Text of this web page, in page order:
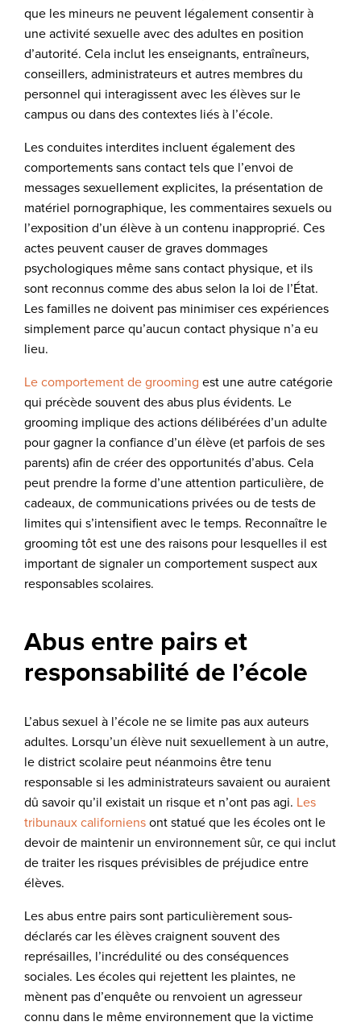
que les mineurs ne peuvent légalement consentir à
une activité sexuelle avec des adultes en position
d’autorité. Cela inclut les enseignants, entraîneurs,
conseillers, administrateurs et autres membres du
personnel qui interagissent avec les élèves sur le
campus ou dans des contextes liés à l’école.
Les conduites interdites incluent également des
comportements sans contact tels que l’envoi de
messages sexuellement explicites, la présentation de
matériel pornographique, les commentaires sexuels ou
l’exposition d’un élève à un contenu inapproprié. Ces
actes peuvent causer de graves dommages
psychologiques même sans contact physique, et ils
sont reconnus comme des abus selon la loi de l’État.
Les familles ne doivent pas minimiser ces expériences
simplement parce qu’aucun contact physique n’a eu
lieu.
Le comportement de grooming est une autre catégorie
qui précède souvent des abus plus évidents. Le
grooming implique des actions délibérées d’un adulte
pour gagner la confiance d’un élève (et parfois de ses
parents) afin de créer des opportunités d’abus. Cela
peut prendre la forme d’une attention particulière, de
cadeaux, de communications privées ou de tests de
limites qui s’intensifient avec le temps. Reconnaître le
grooming tôt est une des raisons pour lesquelles il est
important de signaler un comportement suspect aux
responsables scolaires.
Abus entre pairs et
responsabilité de l’école
L’abus sexuel à l’école ne se limite pas aux auteurs
adultes. Lorsqu’un élève nuit sexuellement à un autre,
le district scolaire peut néanmoins être tenu
responsable si les administrateurs savaient ou auraient
dû savoir qu’il existait un risque et n’ont pas agi. Les
tribunaux californiensont statué que les écoles ont le
devoir de maintenir un environnement sûr, ce qui inclut
de traiter les risques prévisibles de préjudice entre
élèves.
Les abus entre pairs sont particulièrement sous-
déclarés car les élèves craignent souvent des
représailles, l’incrédulité ou des conséquences
sociales. Les écoles qui rejettent les plaintes, ne
mènent pas d’enquête ou renvoient un agresseur
connu dans le même environnement que la victime